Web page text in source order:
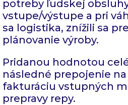
potreby ľudskej
vstupe/výstupe a pri
sa logistika, znížili sa
plánovanie výroby.
Pridanou hodnotou
následné prepojenie
fakturáciu vstupných
prepravy repy.